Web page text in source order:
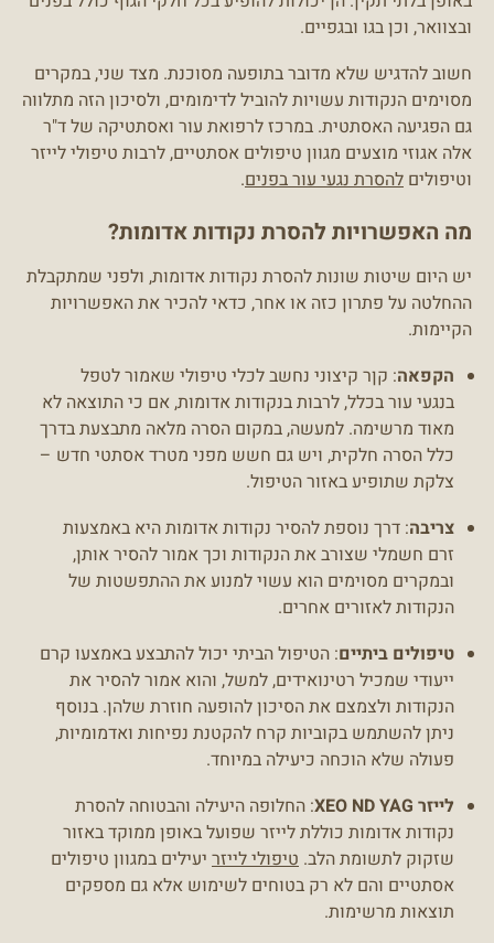
ובצוואר, וכן בגו ובגפיים.
חשוב להדגיש שלא מדובר בתופעה מסוכנת. מצד שני, במקרים
מסוימים הנקודות עשויות להוביל לדימומים, ולסיכון הזה מתלווה
גם הפגיעה האסתטית. במרכז לרפואת עור ואסתטיקה של ד"ר
אלה אגוזי מוצעים מגוון טיפולים אסתטיים, לרבות טיפולי לייזר
וטיפולים להסרת נגעי עור בפנים.
מה האפשרויות להסרת נקודות אדומות?
יש היום שיטות שונות להסרת נקודות אדומות, ולפני שמתקבלת
ההחלטה על פתרון כזה או אחר, כדאי להכיר את האפשרויות
הקיימות.
הקפאה: קןר קיצוני נחשב לכלי טיפולי שאמור לטפל
בנגעי עור בכלל, לרבות בנקודות אדומות, אם כי התוצאה לא
מאוד מרשימה. למעשה, במקום הסרה מלאה מתבצעת בדרך
כלל הסרה חלקית, ויש גם חשש מפני מטרד אסתטי חדש –
צלקת שתופיע באזור הטיפול.
צריבה: דרך נוספת להסיר נקודות אדומות היא באמצעות
זרם חשמלי שצורב את הנקודות וכך אמור להסיר אותן,
ובמקרים מסוימים הוא עשוי למנוע את ההתפשטות של
הנקודות לאזורים אחרים.
טיפולים ביתיים: הטיפול הביתי יכול להתבצע באמצעו קרם
ייעודי שמכיל רטינואידים, למשל, והוא אמור להסיר את
הנקודות ולצמצם את הסיכון להופעה חוזרת שלהן. בנוסף
ניתן להשתמש בקוביות קרח להקטנת נפיחות ואדמומיות,
פעולה שלא הוכחה כיעילה במיוחד.
לייזר XEO ND YAG
: החלופה היעילה והבטוחה להסרת
נקודות אדומות כוללת לייזר שפועל באופן ממוקד באזור
שזקוק לתשומת הלב. טיפולי לייזר יעילים במגוון טיפולים
אסתטיים והם לא רק בטוחים לשימוש אלא גם מספקים
תוצאות מרשימות.